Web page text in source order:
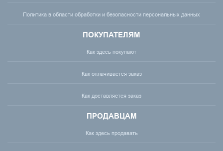
Политика в области обработки и безопасности персональных данных
ПОКУПАТЕЛЯМ
Как здесь покупают
Как оплачивается заказ
Как доставляется заказ
ПРОДАВЦАМ
Как здесь продавать